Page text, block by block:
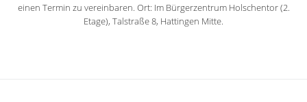
einen Termin zu vereinbaren. Ort: Im Bürgerzentrum Holschentor (2.
Etage), Talstraße 8, Hattingen Mitte.